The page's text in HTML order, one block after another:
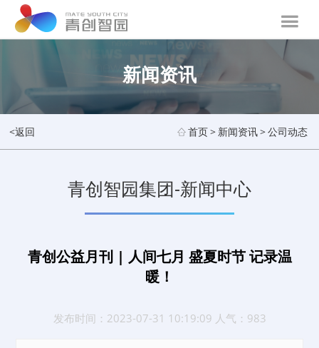
新闻资讯
<返回 首页> 新闻资讯>公司动态
青创智园集团-新闻中心
青创公益月刊 | 人间七月 盛夏时节 记录温
暖！
发布时间：2023-07-31 10:19:09 人气：983